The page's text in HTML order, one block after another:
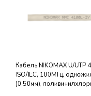
Кабель NIKOMAX U/UTP
ISO/IEC, 100МГц,
(0,50мм),